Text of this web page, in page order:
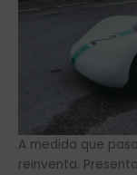
A medida que
reinventa.